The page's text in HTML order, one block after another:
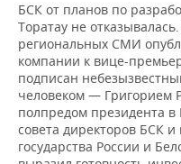
БСК от планов по
Торатау не
региональных СМИ
компании к вице-
подписан
человеком — Григорием
полпредом президента
совета директоров БСК и
государства России и